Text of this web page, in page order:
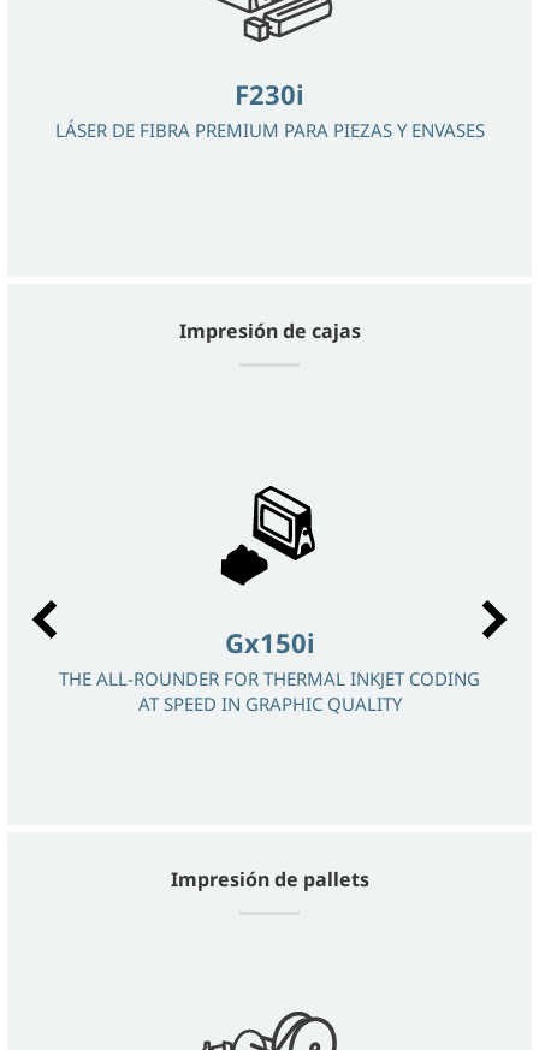
F230i
LÁSER DE FIBRA PREMIUM PARA PIEZAS Y ENVASES
Impresión de cajas
Gx150i
THE ALL-ROUNDER FOR THERMAL INKJET CODING
AT SPEED IN GRAPHIC QUALITY
Impresión de pallets